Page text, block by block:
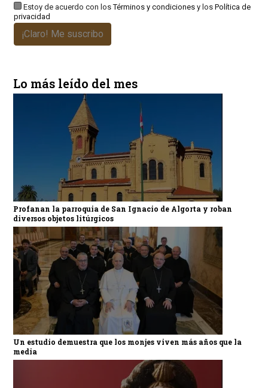
Estoy de acuerdo con losTérminos y condicionesy los Política de
privacidad
¡Claro! Me suscribo
Lo más leído del mes
Profanan la parroquia de San Ignacio de Algorta y roban
diversos objetos litúrgicos
Un estudio demuestra que los monjes viven más años que la
media